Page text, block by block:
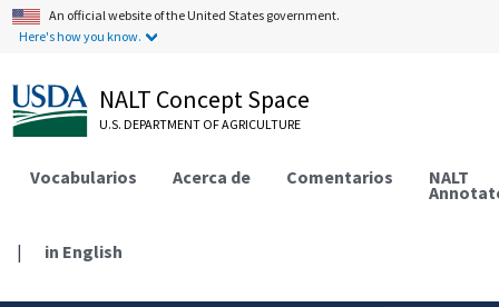
An official website of the United States government.
Here's how you know.
NALT Concept Space
U.S. DEPARTMENT OF AGRICULTURE
Vocabularios Acerca de Comentarios NALT
| in English